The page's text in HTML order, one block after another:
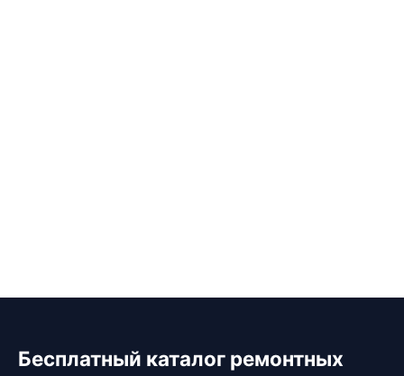
Бесплатный каталог ремонтных